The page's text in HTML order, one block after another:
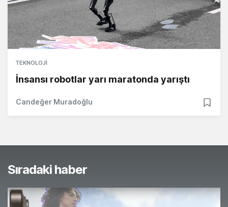
TEKNOLOJI
İnsansı robotlar yarı maratonda yarıştı
Candeğer Muradoğlu
Sıradaki haber